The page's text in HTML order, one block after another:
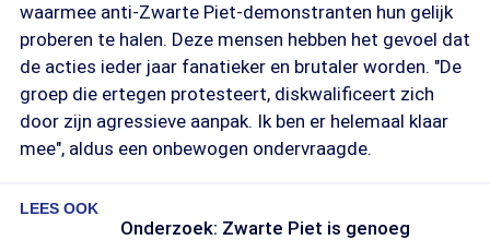
waarmee anti-Zwarte Piet-demonstranten hun gelijk
proberen te halen. Deze mensen hebben het gevoel dat
de acties ieder jaar fanatieker en brutaler worden. "De
groep die ertegen protesteert, diskwalificeert zich
door zijn agressieve aanpak. Ik ben er helemaal klaar
mee", aldus een onbewogen ondervraagde.
LEES OOK
Onderzoek: Zwarte Piet is genoeg